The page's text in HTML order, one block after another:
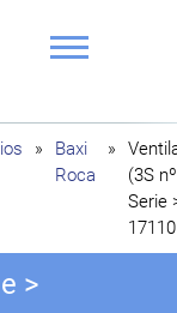
»
Baxi
Roca
»
(3S nº
Serie
>